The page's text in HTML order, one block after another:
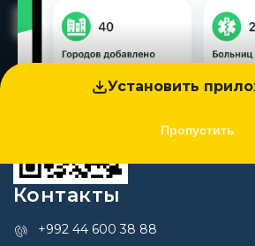
Установить
Пропустить
Контакты
+992 44 600 38 88